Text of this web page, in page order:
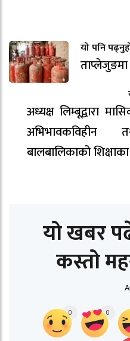
यो पनि
अध्यक्ष लिम्बूद्वारा
अभिभावकविहीन
बालबालिकाको
यो खबर
कस्तो
0 0